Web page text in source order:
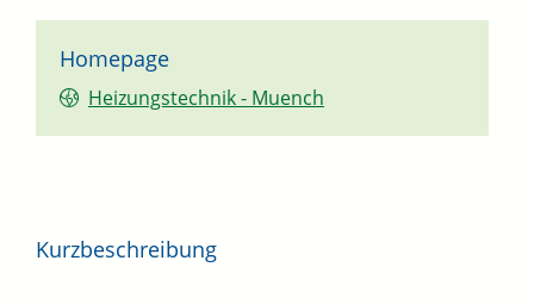
Homepage
Heizungstechnik - Muench
Kurzbeschreibung